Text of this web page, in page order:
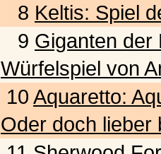
8 Keltis: Spiel
9 Giganten der
Würfelspiel von
10 Aquaretto:
Oder doch lieber